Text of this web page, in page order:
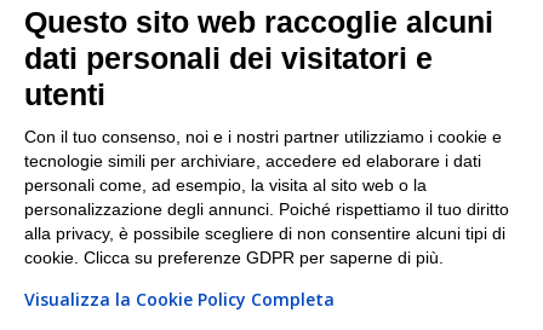
Facebook
Linkedin
I nostri punti di ritiro e spedizione pacchi nelle
maggiori città italiane
Torino|Milano|Roma|Bologna|Firenze| Genova
Napoli|Varese
Questo sito web raccoglie alcuni
dati personali dei visitatori e
utenti
Con il tuo consenso, noi e i nostri partner utilizziamo i cookie e
tecnologie simili per archiviare, accedere ed elaborare i dati
personali come, ad esempio, la visita al sito web o la
personalizzazione degli annunci. Poiché rispettiamo il tuo diritto
alla privacy, è possibile scegliere di non consentire alcuni tipi di
cookie. Clicca su preferenze GDPR per saperne di più.
Visualizza la Cookie Policy Completa